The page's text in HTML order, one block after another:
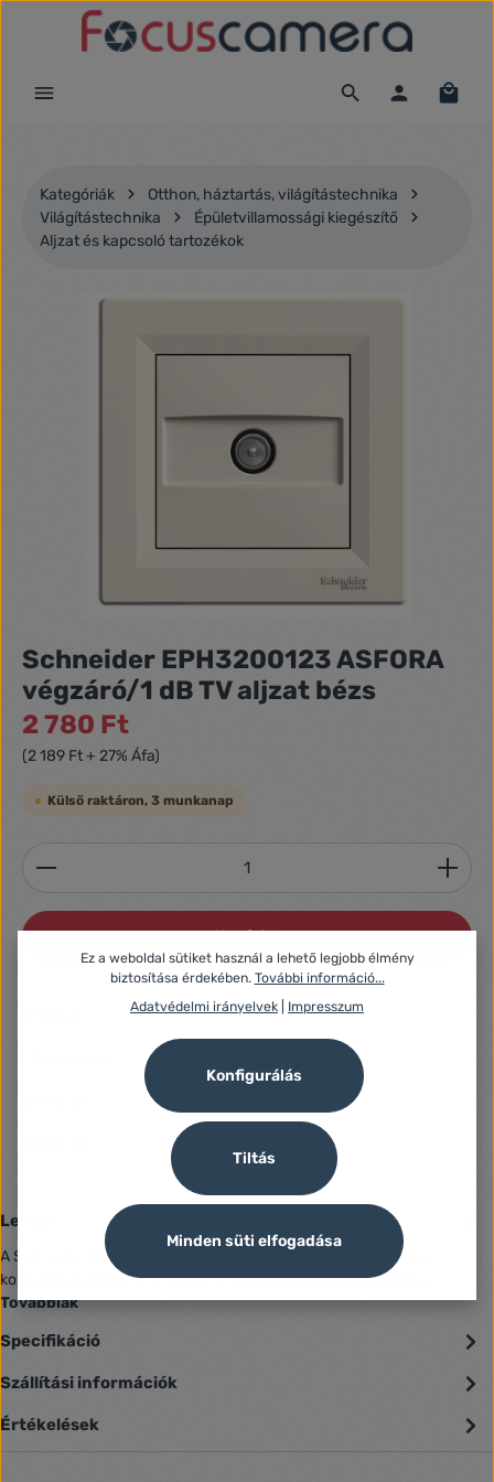
Ugrás a fő tartalomra
Kategóriák
Otthon, háztartás, világítástechnika
Világítástechnika
Épületvillamossági kiegészítő
Aljzat és kapcsoló tartozékok
Képgaléria kihagyása
Schneider EPH3200123 ASFORA
végzáró/1 dB TV aljzat bézs
2 780 Ft
(2 189 Ft + 27% Áfa)
Külső raktáron, 3 munkanap
Termékmennyiség: Adja meg a kívánt
Kosárba
Leírás
A Schneider Electric Asfora TV aljzat EPH3200123, bézs színű,
komplett szerelvény. Ennek a TV aljzatnak nincs áramellátása.…
Továbbiak
Specifikáció
Szállítási információk
Értékelések
Ez a weboldal sütiket használ a lehető legjobb élmény
biztosítása érdekében. További információ...
Adatvédelmi irányelvek
Impresszum
Tiltás
Konfigurálás
Minden süti elfogadása